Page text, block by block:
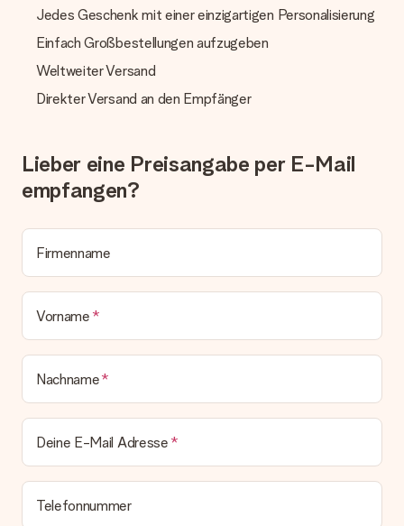
Geschenk empfangen
Was, wenn das Geschenk meine Erwartungen nicht
erfüllt?
Sollte das Geschenk wider Erwarten deine Erwartungen nicht
Wird die Rechnung mit der Bestellung mitverschickt?
Alle Lieferungen erfolgen ohne Rechnung und/oder
zeitgleich mit der Bestätigungsmail und kannst sie jederzeit in
deinem MySurprise Account einsehen. Du kannst das
Jedes Geschenk mit einer einzigartigen Personalisierung
Einfach Großbestellungen aufzugeben
Weltweiter Versand
Direkter Versand an den Empfänger
Lieber eine Preisangabe per E-Mail
empfangen?
Firmenname
Vorname
Nachname
Deine E-Mail Adresse
Telefonnummer